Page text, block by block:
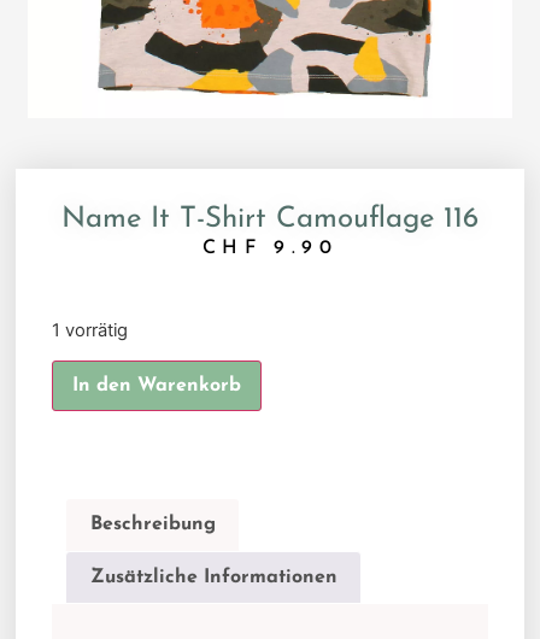
Name It T-Shirt Camouflage 116
CHF 9.90
1 vorrätig
In den Warenkorb
Beschreibung
Zusätzliche Informationen